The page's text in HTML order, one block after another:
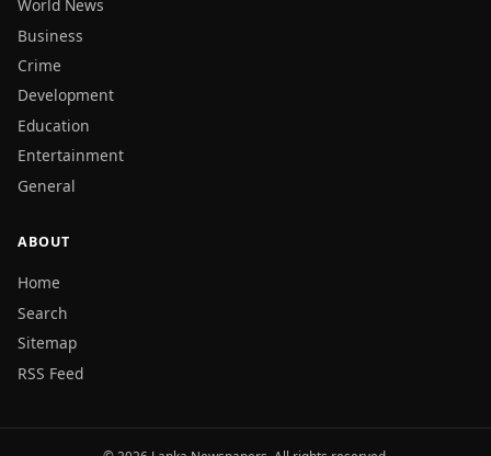
World News
Business
Crime
Development
Education
Entertainment
General
ABOUT
Home
Search
Sitemap
RSS Feed